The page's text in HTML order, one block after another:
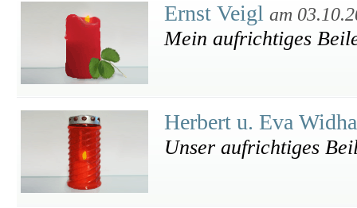
Ernst Veigl am
Mein aufrichtiges
Herbert u. Eva
Unser aufrichtiges